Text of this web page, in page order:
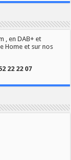
, en DAB+ et
Home et sur nos
22 22 07